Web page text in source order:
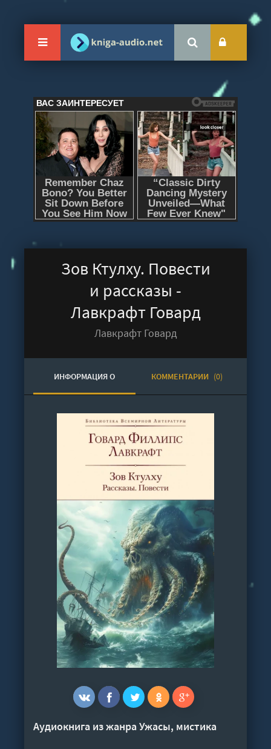
Зов Ктулху. Повести
и рассказы -
Лавкрафт Говард
Лавкрафт Говард
ИНФОРМАЦИЯ О
АУДИОКНИГЕ
КОММЕНТАРИИ (0)
Аудиокнига из жанраУжасы, мистика